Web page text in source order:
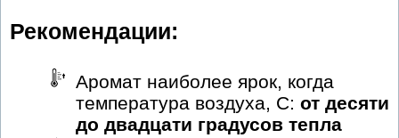
Рекомендации:
Аромат наиболее ярок, когда
температура воздуха, С: от десяти
до двадцати градусов тепла